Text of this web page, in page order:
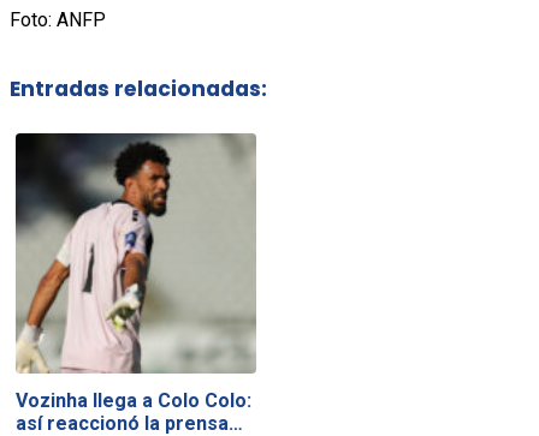
Foto: ANFP
Entradas relacionadas:
Vozinha llega a Colo Colo:
así reaccionó la prensa…